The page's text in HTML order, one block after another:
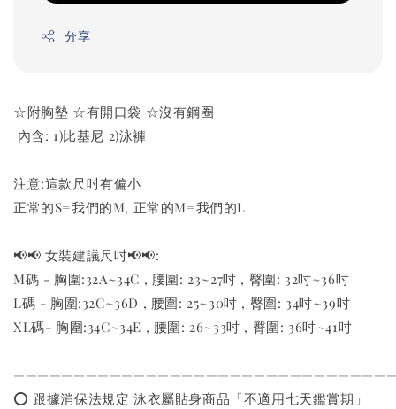
分享
☆附胸墊 ☆有開口袋 ☆沒有鋼圈
內含: 1)比基尼 2)泳褲
注意:這款尺吋有偏小
正常的S=我們的M, 正常的M=我們的L
📢📢 女裝建議尺吋📢📢:
M碼 - 胸圍:32A~34C , 腰圍: 23~27吋 , 臀圍: 32吋~36吋
L碼 - 胸圍:32C~36D , 腰圍: 25~30吋 , 臀圍: 34吋~39吋
XL碼- 胸圍:34C~34E , 腰圍: 26~33吋 , 臀圍: 36吋~41吋
⭕️ 跟據消保法規定 泳衣屬貼身商品「不適用七天鑑賞期」